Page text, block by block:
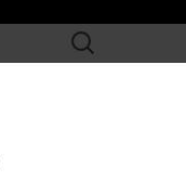
Search
for: